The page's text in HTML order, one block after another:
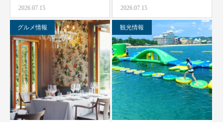
ま動物園の入場券をプレ
ゼ…
2026.07.15 2026.07.15
グルメ情報 観光情報